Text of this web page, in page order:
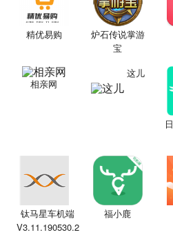
精优易购
炉石传说掌游
宝
相亲网
这儿
钛马星车机端
V3.11.190530.2
福小鹿